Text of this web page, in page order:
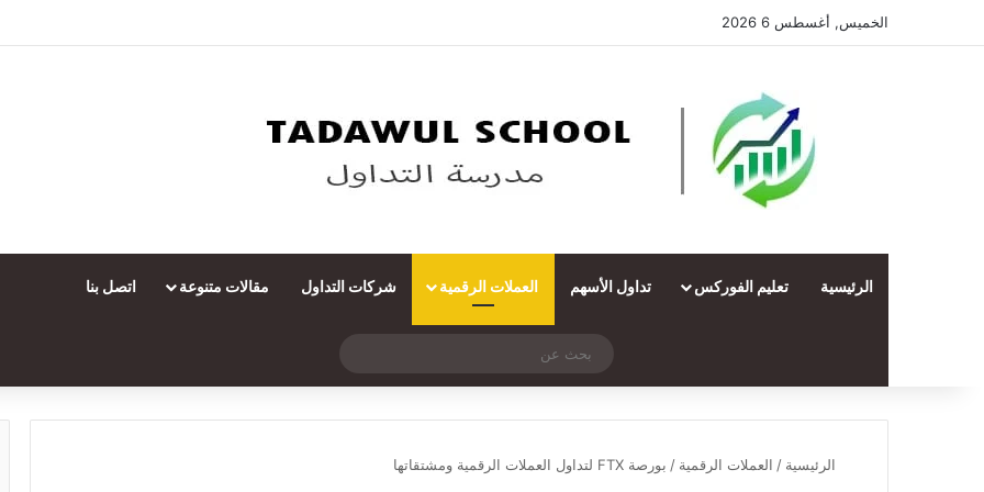
الخميس, أغسطس 6 2026
الرئيسية تعليم الفوركس تداول الأسهم العملات الرقمية شركات التداول مقالات متنوعة اتصل بنا
تسجيل الدخول
مقال عشوائي
عن
الرئيسية / العملات الرقمية / بورصة FTX لتداول العملات الرقمية ومشتقاتها